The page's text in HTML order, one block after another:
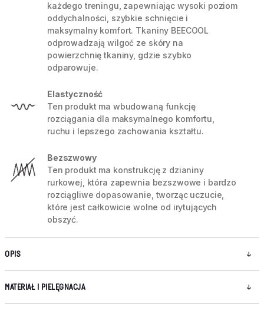
każdego treningu, zapewniając wysoki poziom
oddychalności, szybkie schnięcie i
maksymalny komfort. Tkaniny BEECOOL
odprowadzają wilgoć ze skóry na
powierzchnię tkaniny, gdzie szybko
odparowuje.
Elastyczność
Ten produkt ma wbudowaną funkcję
rozciągania dla maksymalnego komfortu,
ruchu i lepszego zachowania kształtu.
Bezszwowy
Ten produkt ma konstrukcję z dzianiny
rurkowej, która zapewnia bezszwowe i bardzo
rozciągliwe dopasowanie, tworząc uczucie,
które jest całkowicie wolne od irytujących
obszyć.
OPIS
MATERIAŁ I PIELĘGNACJA